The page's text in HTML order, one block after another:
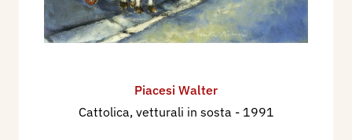
Piacesi Walter
Cattolica, vetturali in sosta - 1991